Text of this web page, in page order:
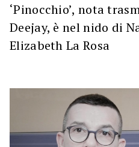
‘Pinocchio’, nota
Deejay, è nel nido di
Elizabeth La Rosa